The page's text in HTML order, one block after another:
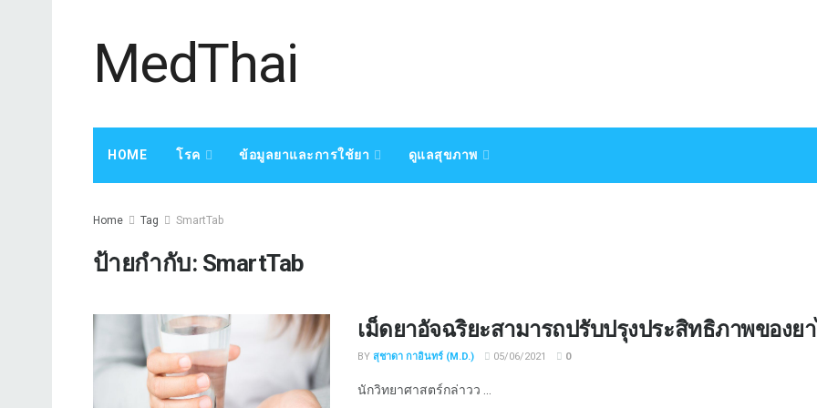
MedThai
HOME โรค ข้อมูลยาและการใช้ยา ดูแลสุขภาพ
Home Tag SmartTab
ป้ายกำกับ: SmartTab
เม็ดยาอัจฉริยะสามารถปรับปรุงประสิทธิภาพของย
BY สุชาดา กาอินทร์ (M.D.) 05/06/2021 0
นักวิทยาศาสตร์กล่าวว ...